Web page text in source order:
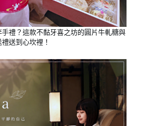
禮？這款不黏牙喜之坊的圓片牛軋糖與
送到心坎裡！